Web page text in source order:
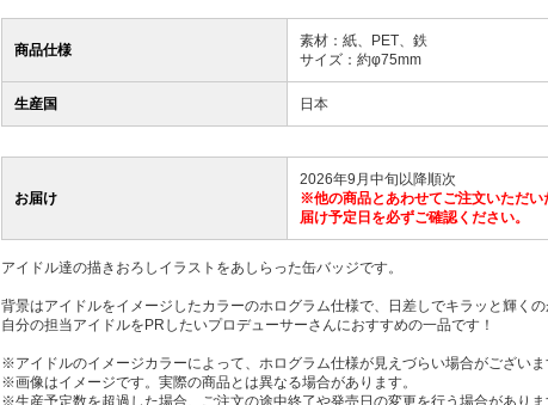
商品仕様
素材：紙、PET、鉄
サイズ：約φ75mm
生産国 日本
お届け
2026年9月中旬以降順次
※他の商品とあわせてご注文いただ
届け予定日を必ずご確認ください。
アイドル達の描きおろしイラストをあしらった缶バッジです。
背景はアイドルをイメージしたカラーのホログラム仕様で、日差しでキラッと輝くの
自分の担当アイドルをPRしたいプロデューサーさんにおすすめの一品です！
※アイドルのイメージカラーによって、ホログラム仕様が見えづらい場合がございま
※画像はイメージです。実際の商品とは異なる場合があります。